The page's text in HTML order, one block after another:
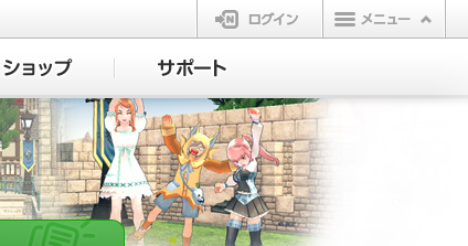
ログイン